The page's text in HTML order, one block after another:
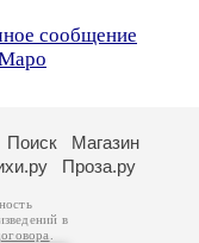
сообщение
Поиск
Магазин
Проза.ру
в